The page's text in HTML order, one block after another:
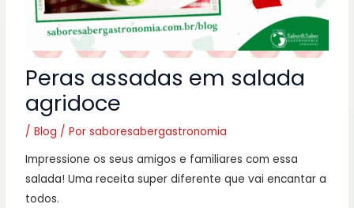
Peras assadas em salada
agridoce
/Blog / Porsaboresabergastronomia
Impressione os seus amigos e familiares com essa
salada! Uma receita super diferente que vai encantar a
todos.